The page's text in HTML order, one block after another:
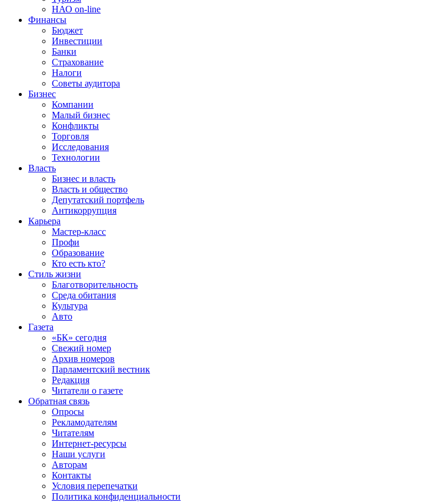
НАО on-line
Финансы
Бюджет
Инвестиции
Банки
Страхование
Налоги
Советы аудитора
Бизнес
Компании
Малый бизнес
Конфликты
Торговля
Исследования
Технологии
Власть
Бизнес и власть
Власть и общество
Депутатский портфель
Антикоррупция
Карьера
Мастер-класс
Профи
Образование
Кто есть кто?
Стиль жизни
Благотворительность
Среда обитания
Культура
Авто
Газета
«БК» сегодня
Свежий номер
Архив номеров
Парламентский вестник
Редакция
Читатели о газете
Обратная связь
Опросы
Рекламодателям
Читателям
Интернет-ресурсы
Наши услуги
Авторам
Контакты
Условия перепечатки
Политика конфиденциальности